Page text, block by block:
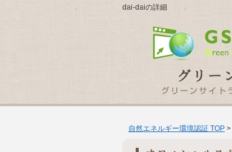
dai-daiの詳細
自然エネルギー環境認証 TOP >